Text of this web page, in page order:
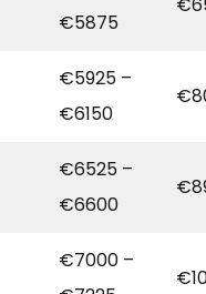
€5875
€5925 –
€6150
€6525 –
€6600
€7000 –